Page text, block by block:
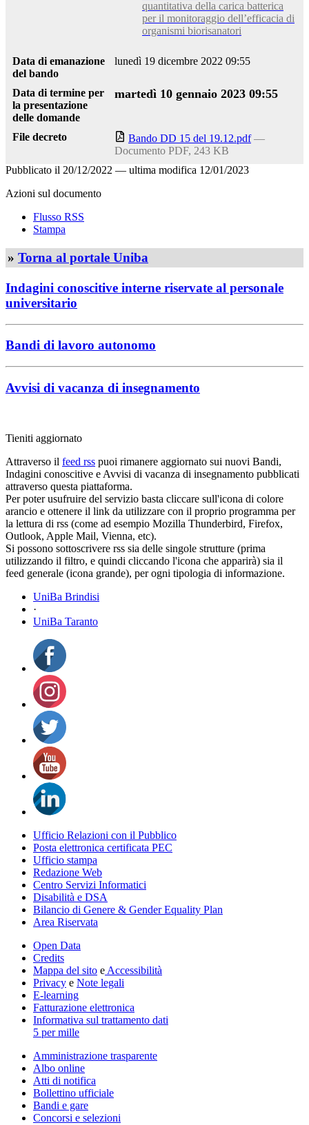
quantitativa della carica batterica
per il monitoraggio dell’efficacia di
organismi biorisanatori
Data di emanazione
del bando
lunedì 19 dicembre 2022 09:55
Data di termine per
la presentazione
delle domande
martedì 10 gennaio 2023 09:55
File decreto Bando DD 15 del 19.12.pdf —
Documento PDF, 243 KB
Pubblicato il 20/12/2022 — ultima modifica 12/01/2023
Azioni sul documento
Flusso RSS
Stampa
» Torna al portale Uniba
Indagini conoscitive interne riservate al personale
universitario
Bandi di lavoro autonomo
Avvisi di vacanza di insegnamento
Tieniti aggiornato
Attraverso il feed rss puoi rimanere aggiornato sui nuovi Bandi,
Indagini conoscitive e Avvisi di vacanza di insegnamento pubblicati
attraverso questa piattaforma.
Per poter usufruire del servizio basta cliccare sull'icona di colore
arancio e ottenere il link da utilizzare con il proprio programma per
la lettura di rss (come ad esempio Mozilla Thunderbird, Firefox,
Outlook, Apple Mail, Vienna, etc).
Si possono sottoscrivere rss sia delle singole strutture (prima
utilizzando il filtro, e quindi cliccando l'icona che apparirà) sia il
feed generale (icona grande), per ogni tipologia di informazione.
UniBa Brindisi
·
UniBa Taranto
Ufficio Relazioni con il Pubblico
Posta elettronica certificata PEC
Ufficio stampa
Redazione Web
Centro Servizi Informatici
Disabilità e DSA
Bilancio di Genere & Gender Equality Plan
Area Riservata
Open Data
Credits
Mappa del sito e Accessibilità
Privacy e Note legali
E-learning
Fatturazione elettronica
Informativa sul trattamento dati
5 per mille
Amministrazione trasparente
Albo online
Atti di notifica
Bollettino ufficiale
Bandi e gare
Concorsi e selezioni